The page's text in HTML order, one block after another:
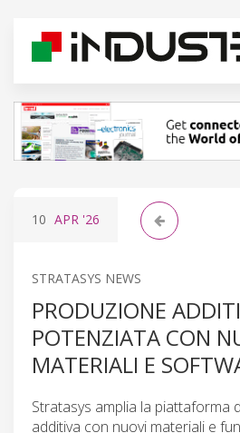
10 APR '26
STRATASYS NEWS
PRODUZIONE
POTENZIATA CON
MATERIALI E
Stratasys amplia la piattaforma
additiva con nuovi materiali e